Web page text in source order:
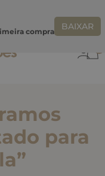
compra BAIXAR
para
”